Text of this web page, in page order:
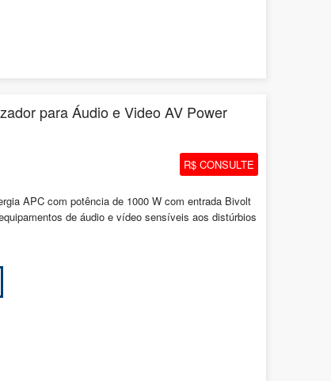
para Áudio e Video AV Power
R$ CONSULTE
APC com potência de 1000 W com entrada Bivolt
de áudio e vídeo sensíveis aos distúrbios